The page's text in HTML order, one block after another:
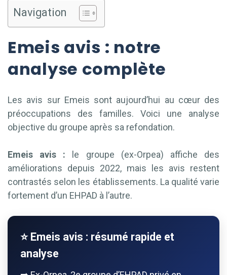
Navigation
Emeis avis : notre
analyse complète
Les avis sur Emeis sont aujourd’hui au cœur des
préoccupations des familles. Voici une analyse
objective du groupe après sa refondation.
Emeis avis : le groupe (ex-Orpea) affiche des
améliorations depuis 2022, mais les avis restent
contrastés selon les établissements. La qualité varie
fortement d’un EHPAD à l’autre.
⭐ Emeis avis : résumé rapide et
analyse